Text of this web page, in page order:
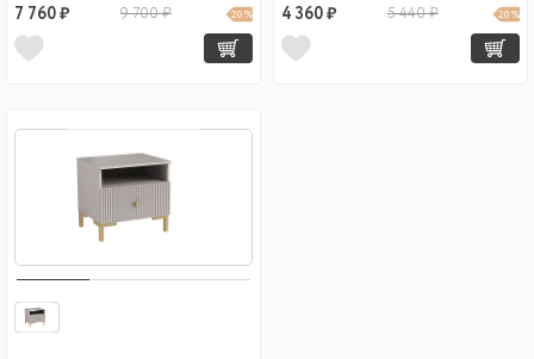
7 760 ₽ 9 700 ₽ 20 % 4 360 ₽ 5 440 ₽ 20 %